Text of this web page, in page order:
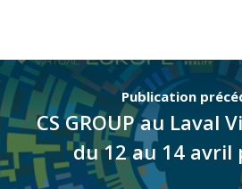
Publication
CS GROUP au Laval
du 12 au 14 avril